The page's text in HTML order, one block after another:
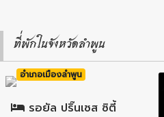
ที่พักในจังหวัดลำพูน
อำเภอเมืองลำพูน
รอยัล ปริ๊นเซส ซิตี้